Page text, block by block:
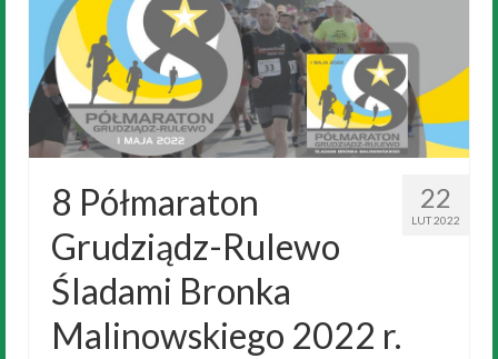
22
LUT 2022
8 Półmaraton
Grudziądz-Rulewo
Śladami Bronka
Malinowskiego 2022 r.